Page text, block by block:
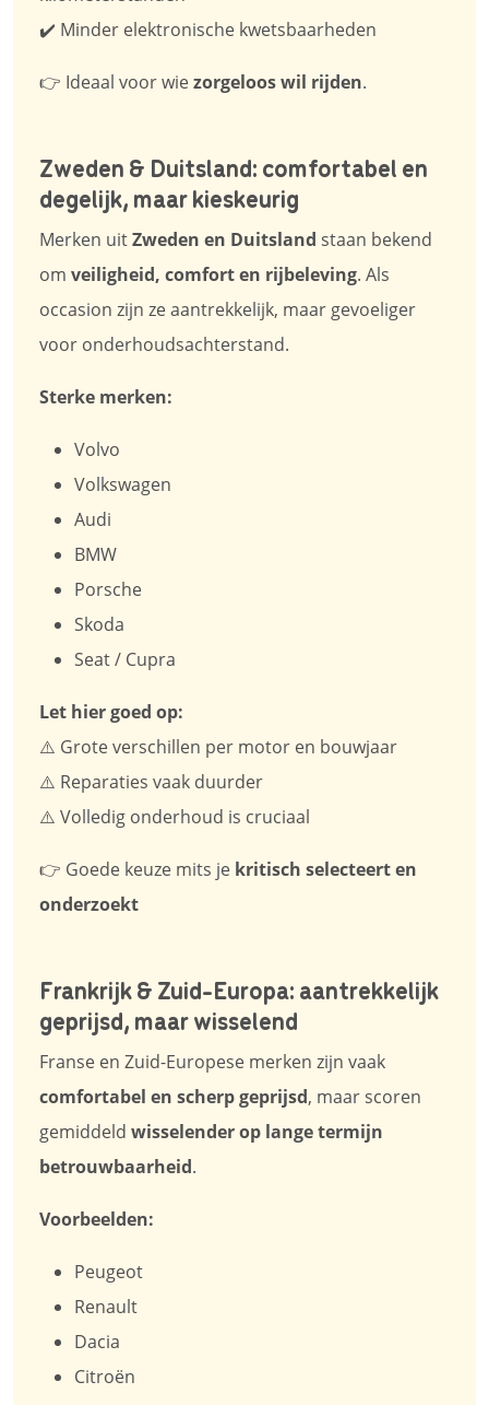
✔️ Minder elektronische kwetsbaarheden
👉 Ideaal voor wiezorgeloos wil rijden.
Zweden & Duitsland: comfortabel en
degelijk, maar kieskeurig
Merken uitZweden en Duitsland staan bekend
om veiligheid, comfort en rijbeleving. Als
occasion zijn ze aantrekkelijk, maar gevoeliger
voor onderhoudsachterstand.
Sterke merken:
Volvo
Volkswagen
Audi
BMW
Porsche
Skoda
Seat / Cupra
Let hier goed op:
⚠️ Grote verschillen per motor en bouwjaar
⚠️ Reparaties vaak duurder
⚠️ Volledig onderhoud is cruciaal
👉 Goede keuze mits je kritisch selecteert en
onderzoekt
Frankrijk & Zuid-Europa: aantrekkelijk
geprijsd, maar wisselend
Franse en Zuid-Europese merken zijn vaak
comfortabel en scherp geprijsd, maar scoren
gemiddeld wisselender op lange termijn
betrouwbaarheid.
Voorbeelden:
Peugeot
Renault
Dacia
Citroën